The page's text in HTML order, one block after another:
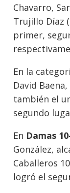
Chavarro,
Trujillo Díaz
primer,
En la
David
también el
segundo
En Damas
González,
Caballeros
logró el